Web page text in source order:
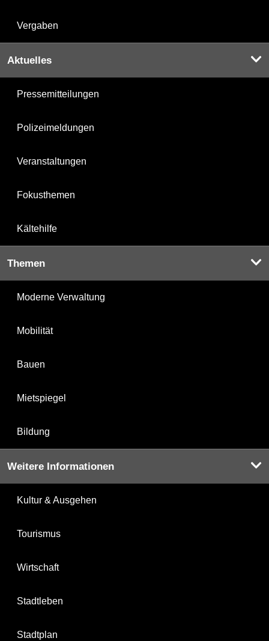
Vergaben
Aktuelles
Pressemitteilungen
Polizeimeldungen
Veranstaltungen
Fokusthemen
Kältehilfe
Themen
Moderne Verwaltung
Mobilität
Bauen
Mietspiegel
Bildung
Weitere Informationen
Kultur & Ausgehen
Tourismus
Wirtschaft
Stadtleben
Stadtplan